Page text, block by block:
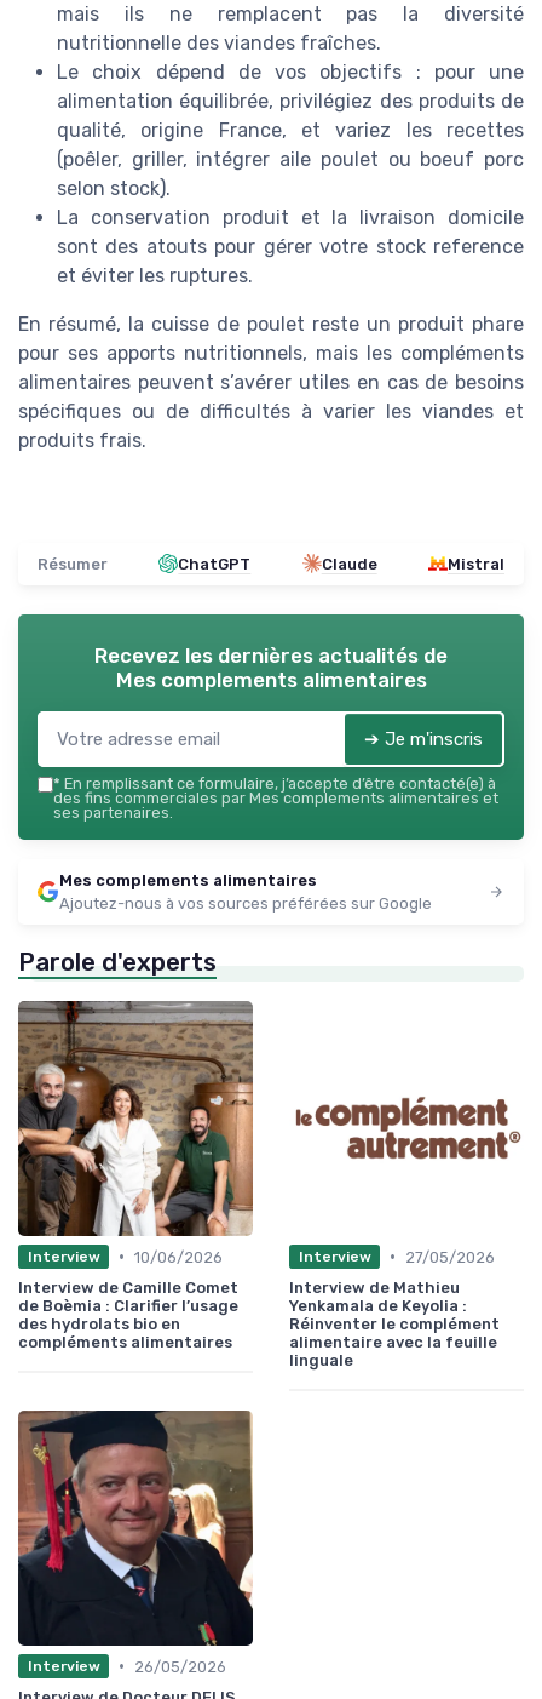
mais ils ne remplacent pas la diversité
nutritionnelle des viandes fraîches.
Le choix dépend de vos objectifs : pour une
alimentation équilibrée, privilégiez des produits de
qualité, origine France, et variez les recettes
(poêler, griller, intégrer aile poulet ou boeuf porc
selon stock).
La conservation produit et la livraison domicile
sont des atouts pour gérer votre stock reference
et éviter les ruptures.
En résumé, la cuisse de poulet reste un produit phare
pour ses apports nutritionnels, mais les compléments
alimentaires peuvent s’avérer utiles en cas de besoins
spécifiques ou de difficultés à varier les viandes et
produits frais.
Résumer ChatGPT Claude Mistral
Recevez les dernières actualités de
Mes complements alimentaires
➔ Je m'inscris
* En remplissant ce formulaire, j’accepte d’être contacté(e) à
des fins commerciales par Mes complements alimentaires et
ses partenaires.
Mes complements alimentaires
Ajoutez-nous à vos sources préférées sur Google
Parole d'experts
Interview • 10/06/2026
Interview de Camille Comet
de Boèmia : Clarifier l’usage
des hydrolats bio en
compléments alimentaires
Interview •
27/05/2026
Interview de Mathieu
Yenkamala de Keyolia :
Réinventer le complément
alimentaire avec la feuille
linguale
Interview •
26/05/2026